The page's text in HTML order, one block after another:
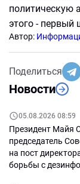
Новости
05.08.2026 08:59
Президент Майя
председатель
на пост
борьбы с
политическую
этого - первый
Автор:
Поделиться